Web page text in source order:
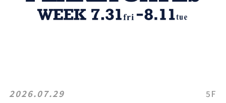
2026.07.29 5F